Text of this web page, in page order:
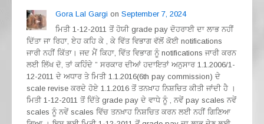
Gora Lal Gargi on September 7, 2024
ਮਿਤੀ 1-12-2011 ਤੋਂ ਹੋਯੀ grade pay ਦੋਹਰਾਈ ਦਾ ਲਾਭ ਨਹੀਂ
ਦਿੱਤਾ ਜਾ ਰਿਹਾ, ਏਹ ਕਹਿ ਕੇ , ਕੇ ਵਿੱਤ ਵਿਭਾਗ ਵੱਲੋਂ ਕੋਈ notifications
ਜਾਰੀ ਨਹੀਂ ਕਿੱਤਾ। ਜਦ ਮੈਂ ਕਿਹਾ, ਵਿੱਤ ਵਿਭਾਗ ਨੂੰ notifications ਜਾਰੀ ਕਰਨ
ਲਈ ਲਿੱਖ ਦੋ, ਤਾਂ ਕਹਿੰਦੇ ” ਸਰਕਾਰ ਦੀਆਂ ਹਦਾਇਤਾਂ ਅਨੁਸਾਰ 1.1.2006/1-
12-2011 ਦੇ ਅਧਾਰ ਤੇ ਮਿਤੀ 1.1.2016(6th pay commission) ਦੇ
scale revise ਕਰਦੇ ਹੋਏ 1.1.2016 ਤੋਂ ਤਨਖ਼ਾਹ ਨਿਸ਼ਚਿਤ ਕੀਤੀ ਜਾਂਦੀ ਹੈ ।
ਮਿਤੀ 1-12-2011 ਤੋਂ ਦਿੱਤੇ grade pay ਦੇ ਵਾਧੇ ਨੂੰ , ਨਵੇਂ pay scales ਨਵੇਂ
scales ਨੂੰ ਨਵੇਂ scales ਵਿੱਚ ਤਨਖ਼ਾਹ ਨਿਸ਼ਚਿਤ ਕਰਨ ਲਈ ਨਹੀਂ ਗਿਣਿਆ